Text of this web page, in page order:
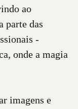
ao
parte das
-
onde a magia
imagens e